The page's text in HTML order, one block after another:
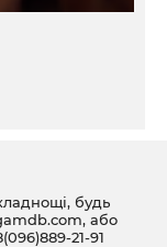
будь
, або
21-91